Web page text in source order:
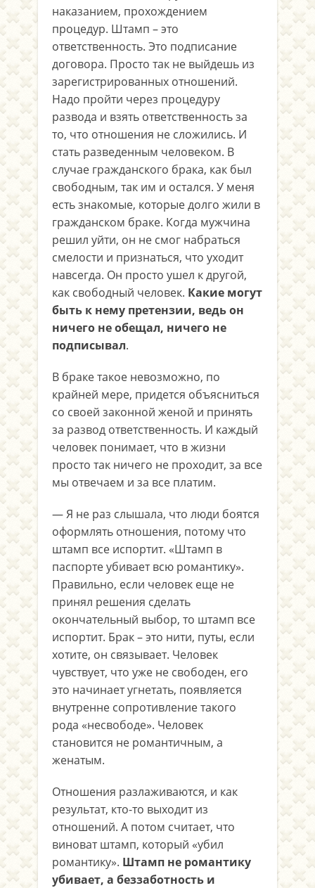
наказанием, прохождением
процедур. Штамп – это
ответственность. Это подписание
договора. Просто так не выйдешь из
зарегистрированных отношений.
Надо пройти через процедуру
развода и взять ответственность за
то, что отношения не сложились. И
стать разведенным человеком. В
случае гражданского брака, как был
свободным, так им и остался. У меня
есть знакомые, которые долго жили в
гражданском браке. Когда мужчина
решил уйти, он не смог набраться
смелости и признаться, что уходит
навсегда. Он просто ушел к другой,
как свободный человек. Какие могут
быть к нему претензии, ведь он
ничего не обещал, ничего не
подписывал.
В браке такое невозможно, по
крайней мере, придется объясниться
со своей законной женой и принять
за развод ответственность. И каждый
человек понимает, что в жизни
просто так ничего не проходит, за все
мы отвечаем и за все платим.
— Я не раз слышала, что люди боятся
оформлять отношения, потому что
штамп все испортит. «Штамп в
паспорте убивает всю романтику».
Правильно, если человек еще не
принял решения сделать
окончательный выбор, то штамп все
испортит. Брак – это нити, путы, если
хотите, он связывает. Человек
чувствует, что уже не свободен, его
это начинает угнетать, появляется
внутренне сопротивление такого
рода «несвободе». Человек
становится не романтичным, а
женатым.
Отношения разлаживаются, и как
результат, кто-то выходит из
отношений. А потом считает, что
виноват штамп, который «убил
романтику». Штамп не романтику
убивает, а беззаботность и